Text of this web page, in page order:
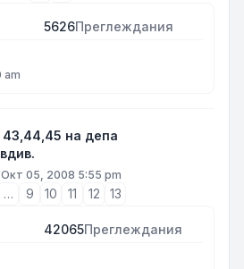
5626Преглеждания
am
на депа
05, 2008 5:55 pm
… 9 10 11 12 13
42065Преглеждания